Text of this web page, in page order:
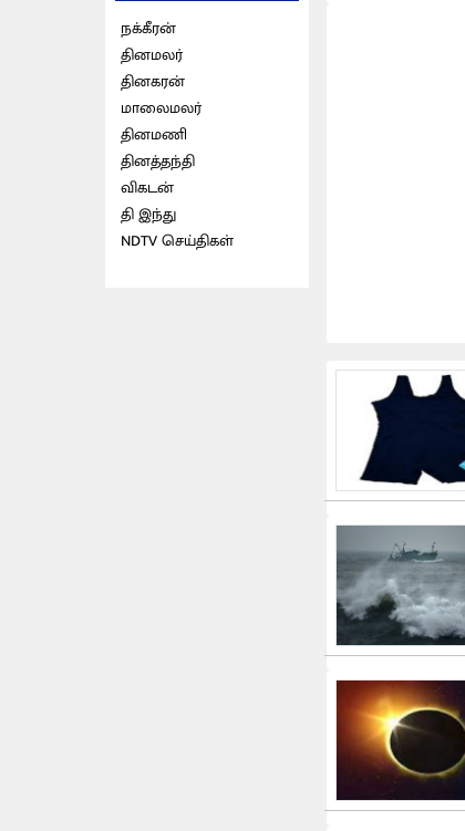
நக்கீரன்
தினமலர்
தினகரன்
மாலைமலர்
தினமணி
தினத்தந்தி
விகடன்
தி இந்து
NDTV செய்திகள்